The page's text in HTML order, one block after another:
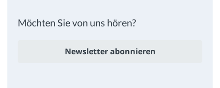
Möchten Sie von uns hören?
Newsletter abonnieren